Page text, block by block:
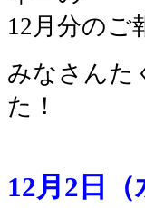
12月分のご
みなさんた
た！
12月2日（